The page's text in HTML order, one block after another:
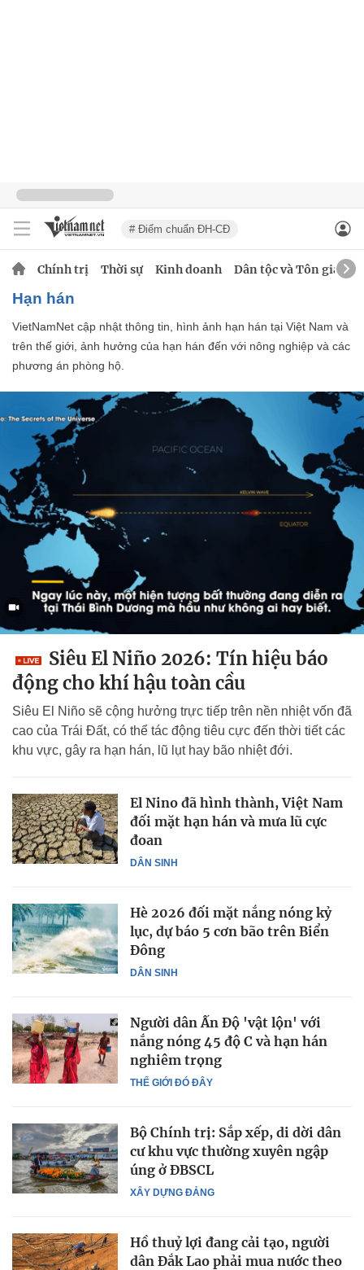
# Điểm chuẩn ĐH-CĐ
Chính trị Thời sự Kinh doanh Dân tộc và Tôn giáo
hạn hán
VietNamNet cập nhật thông tin, hình ảnh hạn hán tại Việt Nam và
trên thế giới, ảnh hưởng của hạn hán đến với nông nghiệp và các
phương án phòng hộ.
Siêu El Niño 2026: Tín hiệu báo
động cho khí hậu toàn cầu
Siêu El Niño sẽ cộng hưởng trực tiếp trên nền nhiệt vốn đã
cao của Trái Đất, có thể tác động tiêu cực đến thời tiết các
khu vực, gây ra hạn hán, lũ lụt hay bão nhiệt đới.
DÂN SINH
El Nino đã hình thành, Việt Nam
đối mặt hạn hán và mưa lũ cực
đoan
DÂN SINH
Hè 2026 đối mặt nắng nóng kỷ
lục, dự báo 5 cơn bão trên Biển
Đông
THẾ GIỚI ĐÓ ĐÂY
Người dân Ấn Độ 'vật lộn' với
nắng nóng 45 độ C và hạn hán
nghiêm trọng
XÂY DỰNG ĐẢNG
Bộ Chính trị: Sắp xếp, di dời dân
cư khu vực thường xuyên ngập
úng ở ĐBSCL
Hồ thuỷ lợi đang cải tạo, người
dân Đắk Lao phải mua nước theo